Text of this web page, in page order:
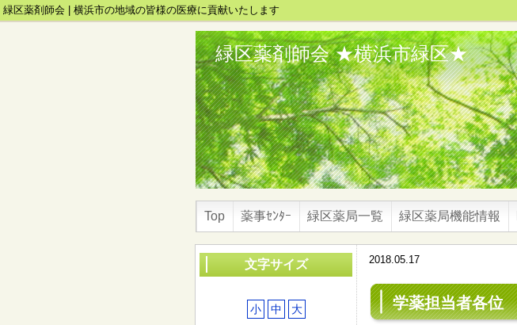
緑区薬剤師会 | 横浜市の地域の皆様の医療に貢献いたします
緑区薬剤師会 ★横浜市緑区★
Top 薬事ｾﾝﾀｰ 緑区薬局一覧 緑区薬局機能情報
2018.05.17
学薬担当者各位
文字サイズ
小 中 大